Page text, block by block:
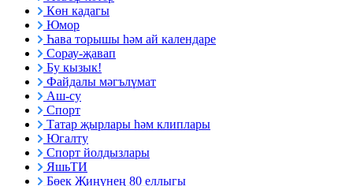
Көн кадагы
Юмор
Һава торышы һәм ай календаре
Сорау-җавап
Бу кызык!
Файдалы мәгълүмат
Аш-су
Спорт
Татар җырлары һәм клиплары
Югалту
Спорт йолдызлары
ЯшьТИ
Бөек Җиңүнең 80 еллыгы